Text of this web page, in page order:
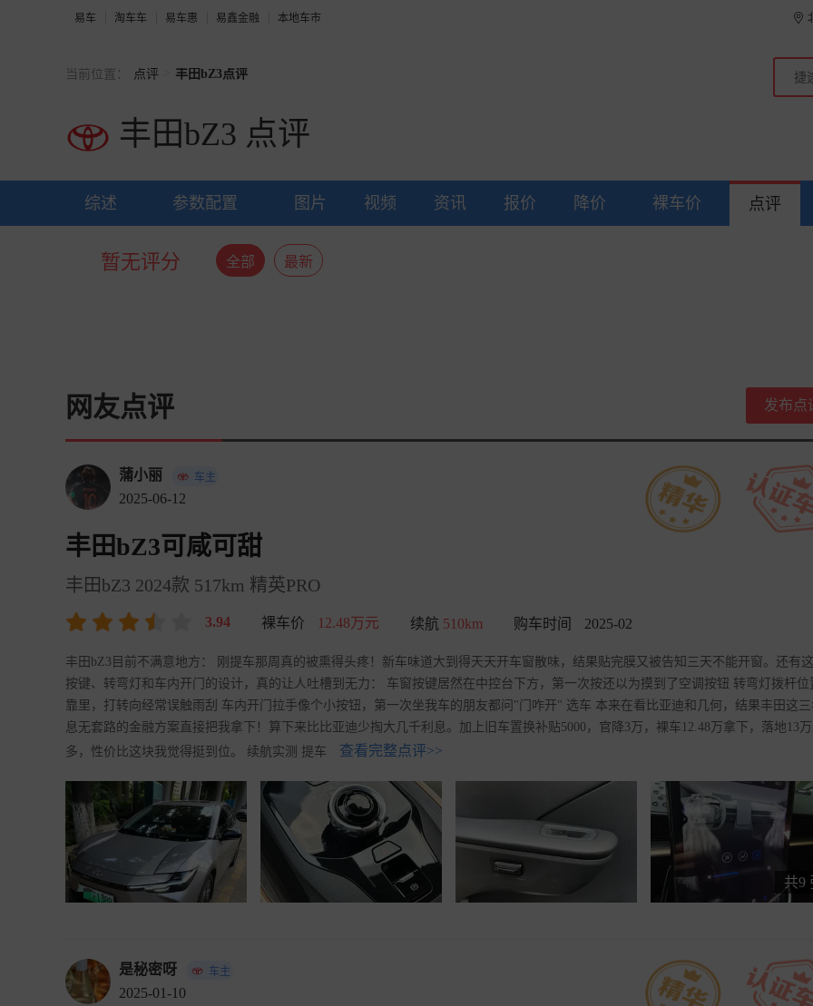
易车 淘车车 易车惠 易鑫金融 本地车市
当前位置： 点评 丰田bZ3点评
丰田bZ3 点评
综述 参数配置 图片 视频 资讯 报价 降价 裸车价 点评
暂无评分 全部 最新
网友点评 发布点
蒲小丽 车主
2025-06-12
丰田bZ3可咸可甜
丰田bZ3 2024款 517km 精英PRO
3.94 裸车价 12.48万元 续航 510km 购车时间 2025-02
丰田bZ3目前不满意地方： 刚提车那周真的被熏得头疼！新车味道大到得天天开车窗散味，结果贴完膜又被告知三天不能开窗。还有
按键、转弯灯和车内开门的设计，真的让人吐槽到无力： 车窗按键居然在中控台下方，第一次按还以为摸到了空调按钮 转弯灯拨杆位
靠里，打转向经常误触雨刮 车内开门拉手像个小按钮，第一次坐我车的朋友都问"门咋开" 选车 本来在看比亚迪和几何，结果丰田这三
息无套路的金融方案直接把我拿下！算下来比比亚迪少掏大几千利息。加上旧车置换补贴5000，官降3万，裸车12.48万拿下，落地13
多，性价比这块我觉得挺到位。 续航实测 提车
查看完整点评>>
共9
是秘密呀 车主
2025-01-10